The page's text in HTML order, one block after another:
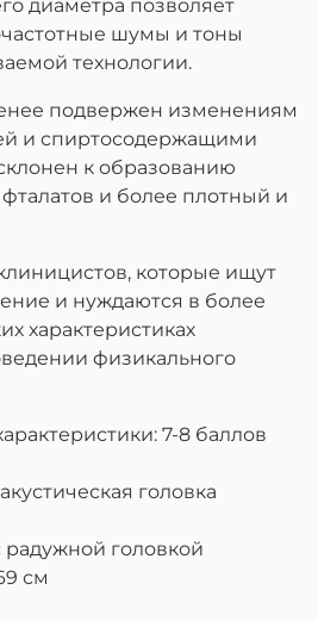
диаметра позволяет
шумы и тоны
технологии.
подвержен изменениям
и спиртосодержащими
к образованию
и более плотный и
которые ищут
и нуждаются в более
характеристиках
физикального
7-8 баллов
головка
головкой
см